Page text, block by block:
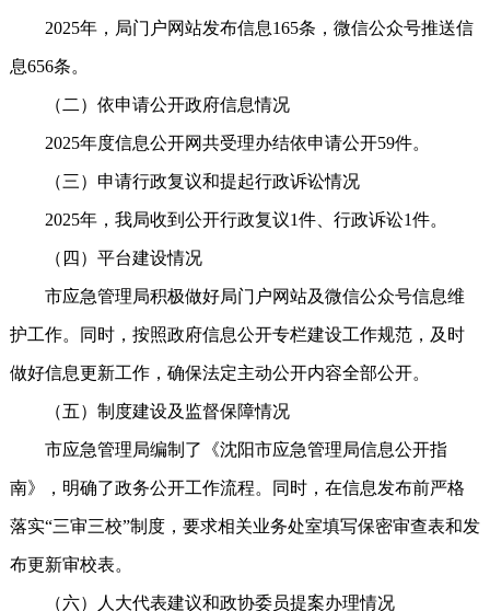
2025年，局门户网站发布信息165条，微信公众号推送信
息656条。
（二）依申请公开政府信息情况
2025年度信息公开网共受理办结依申请公开59件。
（三）申请行政复议和提起行政诉讼情况
2025年，我局收到公开行政复议1件、行政诉讼1件。
（四）平台建设情况
市应急管理局积极做好局门户网站及微信公众号信息维
护工作。同时，按照政府信息公开专栏建设工作规范，及时
做好信息更新工作，确保法定主动公开内容全部公开。
（五）制度建设及监督保障情况
市应急管理局编制了《沈阳市应急管理局信息公开指
南》，明确了政务公开工作流程。同时，在信息发布前严格
落实“三审三校”制度，要求相关业务处室填写保密审查表和发
布更新审校表。
（六）人大代表建议和政协委员提案办理情况